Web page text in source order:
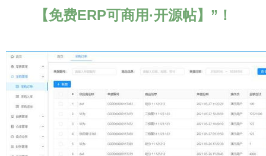
【免费ERP可商用·开源帖】”！